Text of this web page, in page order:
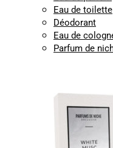
Eau de toilette
Déodorant
Eau de
Parfum de